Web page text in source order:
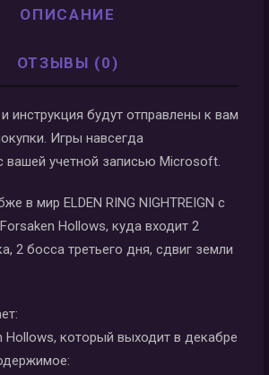
ОПИСАНИЕ
ОТЗЫВЫ (0)
инструкция будут отправлены к вам
Игры навсегда
вашей учетной записью Microsoft.
в мир ELDEN RING NIGHTREIGN с
Hollows, куда входит 2
2 босса третьего дня, сдвиг земли
Hollows, который выходит в декабре